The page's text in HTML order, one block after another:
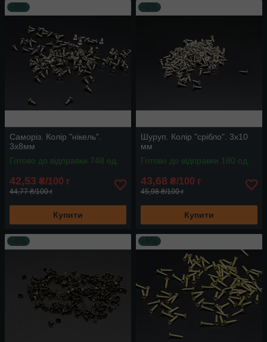
Саморіз. Колір "нікель".
3х8мм
Готово до відправки 748 од.
42,53 ₴/100 г
44,77 ₴/100 г
Купити
Шуруп. Колір "срібло". 3х10
мм
Готово до відправки 180 од.
43,68 ₴/100 г
45,98 ₴/100 г
Купити